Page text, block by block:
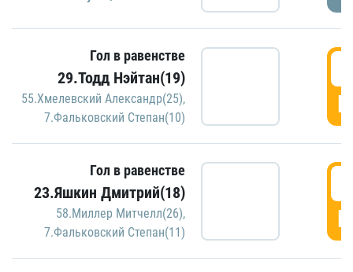
Гол в равенстве
29.Тодд Нэйтан(19)
55.Хмелевский Александр(25),
7.Фальковский Степан(10)
Гол в равенстве
23.Яшкин Дмитрий(18)
58.Миллер Митчелл(26),
7.Фальковский Степан(11)